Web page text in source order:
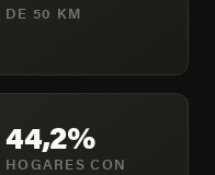
DE 50 KM
44,2%
HOGARES CON